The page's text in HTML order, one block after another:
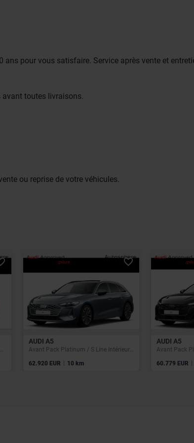
pour vous satisfaire. Service après vente et
toutes livraisons.
ou reprise de votre véhicules.
Avant Pack Business Plus / S Line intérieur extérieur / Caméra 360 / Matrix / Toit panoramique
AUDI A5
Avant Pack Platinum / S Line Intérieur / Toit panoramique / Caméra 360 / Matrix
62.920 EUR | 10 km
AUDI A5
60.779 EUR |